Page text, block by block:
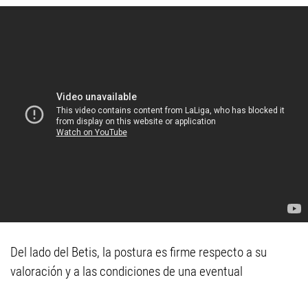
Del lado del Betis, la postura es firme respecto a su
valoración y a las condiciones de una eventual